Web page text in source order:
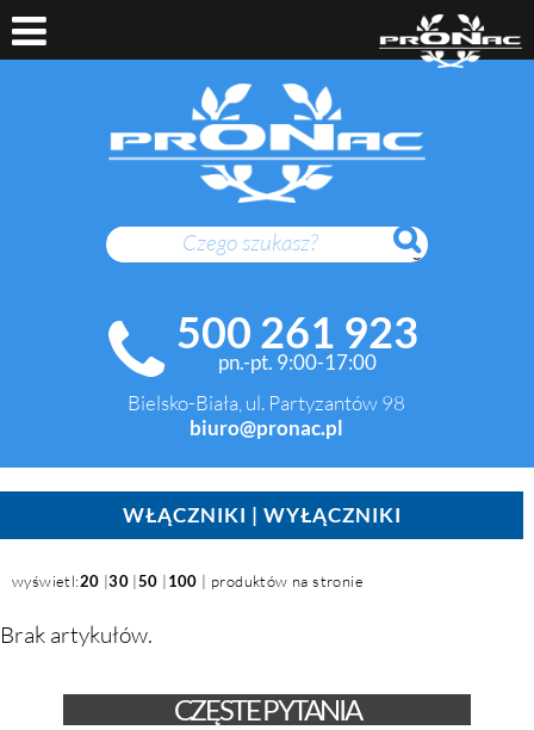
SZUKAJ
500 261 923
pn.-pt. 9:00-17:00
Bielsko-Biała, ul. Partyzantów 98
biuro@pronac.pl
WŁĄCZNIKI | WYŁĄCZNIKI
wyświetl:20 |30 |50 |100 | produktów na stronie
Brak artykułów.
CZĘSTE PYTANIA